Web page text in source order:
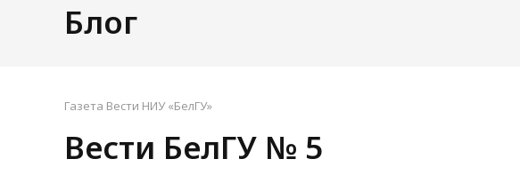
Блог
Газета Вести НИУ «БелГУ»
Вести БелГУ № 5